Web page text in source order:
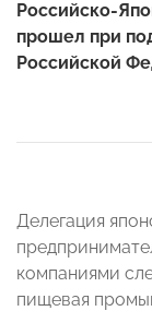
Российско-
прошел при
Российской
Делегация
компаниями
пищевая